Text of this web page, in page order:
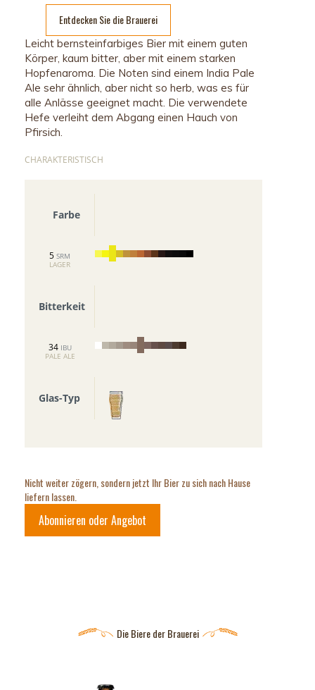
Entdecken Sie die Brauerei
Leicht bernsteinfarbiges Bier mit einem guten
Körper, kaum bitter, aber mit einem starken
Hopfenaroma. Die Noten sind einem India Pale
Ale sehr ähnlich, aber nicht so herb, was es für
alle Anlässe geeignet macht. Die verwendete
Hefe verleiht dem Abgang einen Hauch von
Pfirsich.
CHARAKTERISTISCH
Farbe
5 SRM
LAGER
Bitterkeit
34 IBU
PALE ALE
Glas-Typ
Nicht weiter zögern, sondern jetzt Ihr Bier zu sich nach Hause
liefern lassen.
Abonnieren oder Angebot
Die Biere der Brauerei